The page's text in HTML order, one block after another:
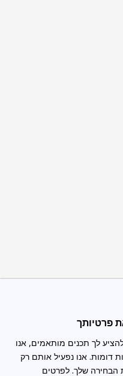
פרטיותך
לך תכנים מותאמים, אנו
דומות. אנו נפעיל אותם רק
הבחירה שלך. לפרטים